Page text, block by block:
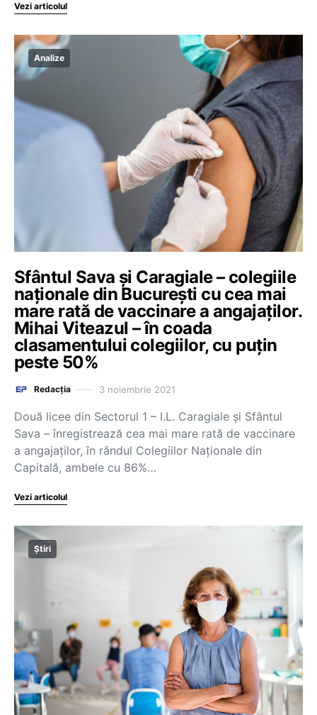
Vezi articolul
Analize
Sfântul Sava și Caragiale – colegiile
naționale din București cu cea mai
mare rată de vaccinare a angajaților.
Mihai Viteazul – în coada
clasamentului colegiilor, cu puțin
peste 50%
Redacția 3 noiembrie 2021
Două licee din Sectorul 1 – I.L. Caragiale și Sfântul
Sava – înregistrează cea mai mare rată de vaccinare
a angajaților, în rândul Colegiilor Naționale din
Capitală, ambele cu 86%…
Vezi articolul
Știri